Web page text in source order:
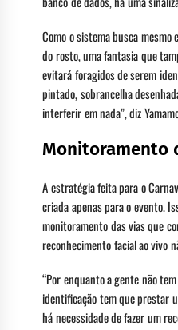
Como o sistema busca
do rosto, uma fantasia que
evitará foragidos de serem
pintado, sobrancelha
interferir em nada”, diz
Monitoramento
A estratégia feita para o
criada apenas para o evento.
monitoramento das vias que
reconhecimento facial ao vivo
“Por enquanto a gente não
identificação tem que prestar
há necessidade de fazer um